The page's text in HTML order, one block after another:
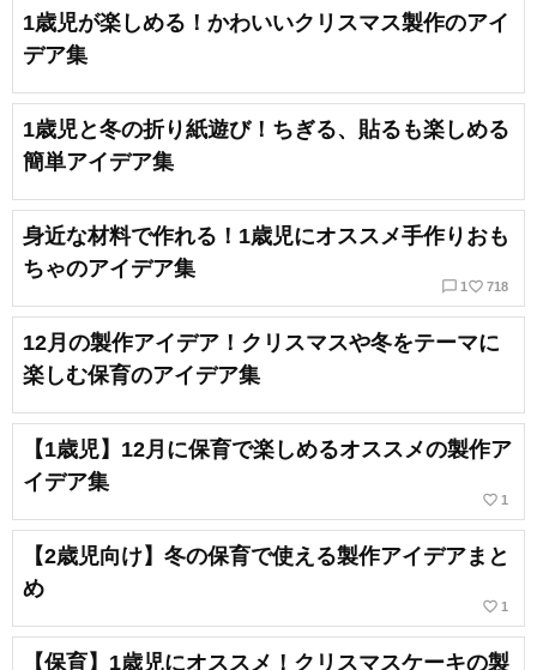
1歳児が楽しめる！かわいいクリスマス製作のアイ
デア集
1歳児と冬の折り紙遊び！ちぎる、貼るも楽しめる
簡単アイデア集
身近な材料で作れる！1歳児にオススメ手作りおも
ちゃのアイデア集
chat_bubble_outline 1 favorite_border 718
12月の製作アイデア！クリスマスや冬をテーマに
楽しむ保育のアイデア集
【1歳児】12月に保育で楽しめるオススメの製作ア
イデア集
favorite_border 1
【2歳児向け】冬の保育で使える製作アイデアまと
め
favorite_border 1
【保育】1歳児にオススメ！クリスマスケーキの製